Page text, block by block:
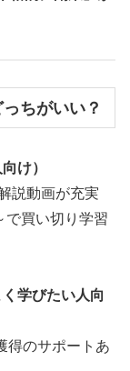
ちがいい？
け）
説動画が充実
買い切り学習
学びたい人向
のサポートあ